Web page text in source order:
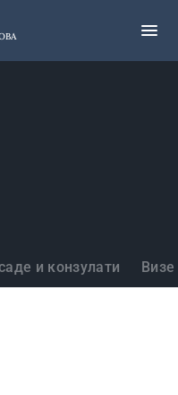
и конзулати